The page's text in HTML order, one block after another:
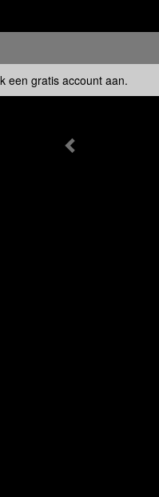
een gratis account aan.